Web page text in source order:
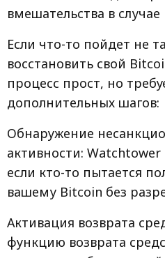
вмешательства в
Если что-то пойдет не
восстановить свой
процесс прост, но
дополнительных шагов:
Обнаружение
активности:
если кто-то пытается
вашему Bitcoin без
Активация возврата
функцию возврата